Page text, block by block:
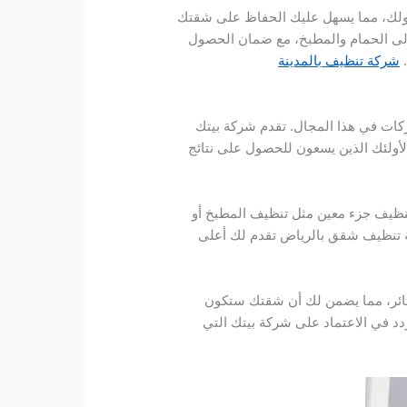
مما يسهل عليك الحفاظ على شقتك
الحمام والمطبخ، مع ضمان الحصول
شركة تنظيف بالمدينة
في هذا المجال. تقدم شركة بيتك
لأولئك الذين يسعون للحصول على نتائج
جزء معين مثل تنظيف المطبخ أو
تنظيف شقق بالرياض تقدم لك أعلى
مما يضمن لك أن شقتك ستكون
في الاعتماد على شركة بيتك التي